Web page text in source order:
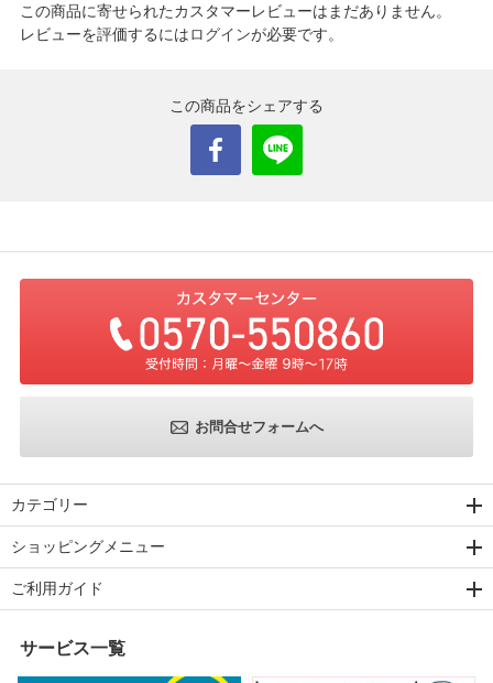
この商品に寄せられたカスタマーレビューはまだありません。
レビューを評価するにはログインが必要です。
この商品をシェアする
お問合せフォームへ
カテゴリー
ショッピングメニュー
ご利用ガイド
サービス一覧